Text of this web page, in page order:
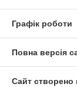
Графік роботи
Повна версія
Сайт створено